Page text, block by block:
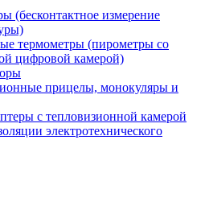
(бесконтактное измерение
термометры (пирометры со
цифровой камерой)
прицелы, монокуляры и
с тепловизионной камерой
электротехнического